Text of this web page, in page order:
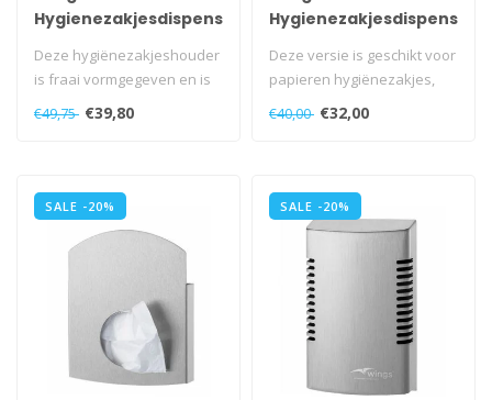
Hygienezakjesdispenser
Deze hygiënezakjeshouder
is fraai vormgegeven en is
een aanwinst voor het toile..
€49,75 €39,80
Hygienezakjesdispenser
Deze versie is geschikt voor
papieren hygiënezakjes,
die eenvoudig uit de
houde..
€40,00 €32,00
SALE -20% SALE -20%